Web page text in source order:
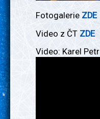
Fotogalerie ZDE
Video z ČT ZDE
Video: Karel Petr